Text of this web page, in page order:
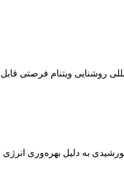
روشنایی ویتنام فرصتی
به دلیل بهره‌وری انرژی